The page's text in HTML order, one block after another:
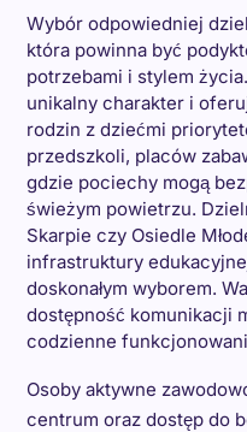
Wybór odpowiedniej
która powinna być
potrzebami i stylem
unikalny charakter i
rodzin z dziećmi
przedszkoli, placów
gdzie pociechy mogą
świeżym powietrzu.
Skarpie czy Osiedle
infrastruktury
doskonałym wyborem.
dostępność komunikacji
codzienne
Osoby aktywne
centrum oraz dostęp do